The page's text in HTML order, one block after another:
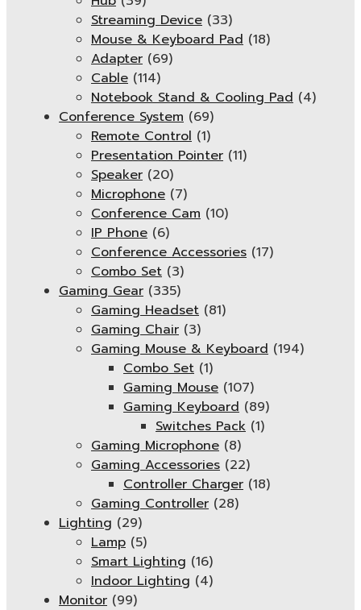
Streaming Device (33)
Mouse & Keyboard Pad (18)
Adapter (69)
Cable (114)
Notebook Stand & Cooling Pad (4)
Conference System (69)
Remote Control (1)
Presentation Pointer (11)
Speaker (20)
Microphone (7)
Conference Cam (10)
IP Phone (6)
Conference Accessories (17)
Combo Set (3)
Gaming Gear (335)
Gaming Headset (81)
Gaming Chair (3)
Gaming Mouse & Keyboard (194)
Combo Set (1)
Gaming Mouse (107)
Gaming Keyboard (89)
Switches Pack (1)
Gaming Microphone (8)
Gaming Accessories (22)
Controller Charger (18)
Gaming Controller (28)
Lighting (29)
Lamp (5)
Smart Lighting (16)
Indoor Lighting (4)
Monitor (99)